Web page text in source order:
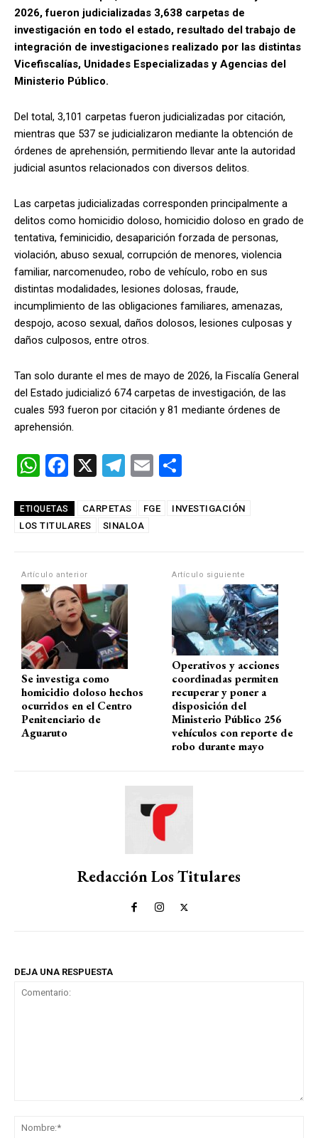
2026, fueron judicializadas 3,638 carpetas de
investigación en todo el estado, resultado del trabajo de
integración de investigaciones realizado por las distintas
Vicefiscalías, Unidades Especializadas y Agencias del
Ministerio Público.
Del total, 3,101 carpetas fueron judicializadas por citación,
mientras que 537 se judicializaron mediante la obtención de
órdenes de aprehensión, permitiendo llevar ante la autoridad
judicial asuntos relacionados con diversos delitos.
Las carpetas judicializadas corresponden principalmente a
delitos como homicidio doloso, homicidio doloso en grado de
tentativa, feminicidio, desaparición forzada de personas,
violación, abuso sexual, corrupción de menores, violencia
familiar, narcomenudeo, robo de vehículo, robo en sus
distintas modalidades, lesiones dolosas, fraude,
incumplimiento de las obligaciones familiares, amenazas,
despojo, acoso sexual, daños dolosos, lesiones culposas y
daños culposos, entre otros.
Tan solo durante el mes de mayo de 2026, la Fiscalía General
del Estado judicializó 674 carpetas de investigación, de las
cuales 593 fueron por citación y 81 mediante órdenes de
aprehensión.
W
at
s
p
p
F
ce
b
o
k
X
T
e
gr
m
E
ail m
tir
ETIQUETAS CARPETAS FGE
INVESTIGACIÓN
LOS TITULARES
SINALOA
Artículo anterior
Se investiga como
homicidio doloso hechos
ocurridos en el Centro
Penitenciario de
Aguaruto
Artículo siguiente
Operativos y acciones
coordinadas permiten
recuperar y poner a
disposición del
Ministerio Público 256
vehículos con reporte de
robo durante mayo
Redacción Los Titulares
DEJA UNA RESPUESTA